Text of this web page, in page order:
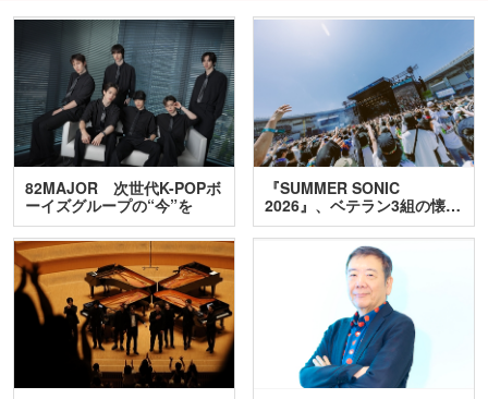
82MAJOR 次世代K-POPボ
ーイズグループの“今”を
訊…
『SUMMER SONIC
2026』、ベテラン3組の懐…